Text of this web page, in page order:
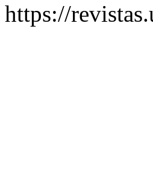
https://